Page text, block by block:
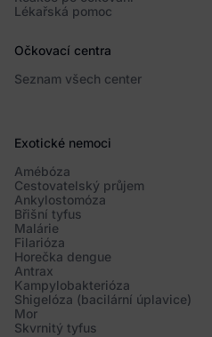
Lékařská pomoc
Očkovací centra
Seznam všech center
Exotické nemoci
Amébóza
Cestovatelský průjem
Ankylostomóza
Břišní tyfus
Malárie
Filarióza
Horečka dengue
Antrax
Kampylobakterióza
Shigelóza (bacilární úplavice)
Mor
Skvrnitý tyfus